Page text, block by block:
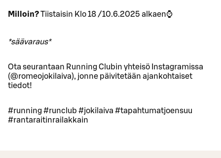
Milloin?Tiistaisin Klo 18 /10.6.2025 alkaen⌚️
*säävaraus*
Ota seurantaan Running Clubin yhteisö Instagramissa
(@romeojokilaiva), jonne päivitetään ajankohtaiset
tiedot!
#running #runclub #jokilaiva #tapahtumatjoensuu
#rantaraitinrailakkain